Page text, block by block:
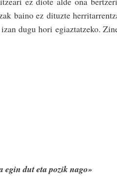
bai­no ez dituzte
dugu hori egiazta­tze­ko.
dut eta pozik nago»